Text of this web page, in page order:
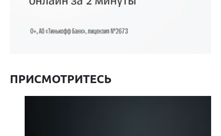
ПРИСМОТРИТЕСЬ